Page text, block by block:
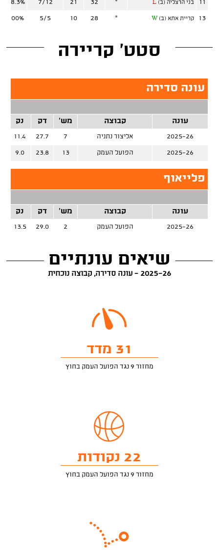
11 בני הרצליה (ב) L
*
32
21
7/12
58.3%
13 קריית אתא (ב) W
*
28
10
5/5
100%
סטט' קריירה
עונה סדירה
עונה קבוצה מש' דק נק
2025-26 אליצור נתניה 7
27.7
11.4
2025-26 הפועל העמק 13
23.8
9.0
פלייאוף
עונה קבוצה מש' דק נק
2025-26 הפועל העמק 2
29.0
13.5
שיאים עונתיים
2025-26 - עונה סדירה, קבוצה נוכחית
31 מדד
מחזור 9 נגד הפועל העמק בחוץ
22 נקודות
מחזור 9 נגד הפועל העמק בחוץ